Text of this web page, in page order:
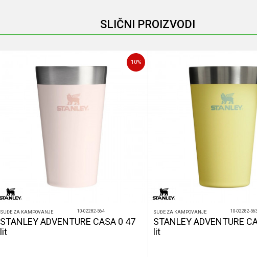
SLIČNI PROIZVODI
10%
SUĐE ZA KAMPOVANJE 10-02282-564
STANLEY ADVENTURE CASA 0 47
lit
SUĐE ZA KAMPOVANJE 10-02282-563
STANLEY ADVENTURE
lit